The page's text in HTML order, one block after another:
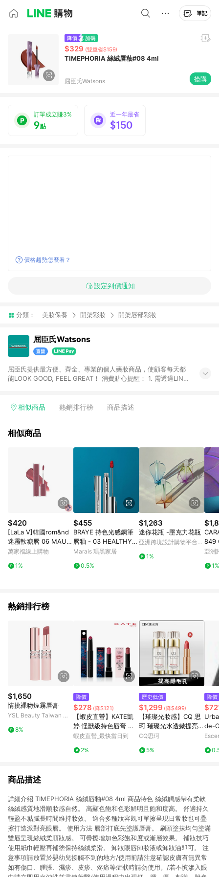
筆記
$329 (雙重省$159)
TIMEPHORIA 絲絨唇釉#08 4ml
屈臣氏Watsons 搶購
訂單成立賺3%
9點
近一年最省
$150
價格趨勢怎麼看？
設定到價通知
分類： 美妝保養 開架彩妝 開架唇部彩妝
屈臣氏Watsons
屈臣氏提供最方便、齊全、專業的個人藥妝商品，使顧客每天都
能LOOK GOOD, FEEL GREAT！ 消費貼心提醒： 1. 需透過LINE
下單，每筆交易前請確認有經過LINE購物跳轉頁才符合返點資
數將於廠商出貨後30天前後發送。5.屈臣氏保留365天訂單記
新屈臣氏APP至版本26010.4.0。
相似商品 熱銷排行榜 商品描述
相似商品
$420
[LaLa V]韓國rom&nd
迷霧軟糖唇 06 MAUVI
SH 芋泥啵啵 5g
萬家福線上購物
1%
$455
BRAYE 持色光感鋼筆
唇釉 - 03 HEALTHY原
生嫩粉
Marais 瑪黑家居
0.5%
$1,263
迷你花瓶 -壓克力花瓶
亞洲跨境設計購物平台
1%
849
亞洲
1%
熱銷排行榜
$1,650
情挑裸吻煙霧唇膏
YSL Beauty Taiwan 官
8%
降價
$278 (降$121)
【蝦皮直營】KATE凱
婷 怪獸級持色唇膏 怪
獸唇膏 經典/限量/Clea
色 (官方直營)
蝦皮直營_最快當日到
2%
歷史低價
$1,299 (降$499)
【璀璨光妝感】CQ 思
珂 璀璨光水透嫩提亮U
V素顏霜*2+送 星魅晶
機)
CQ思珂
5%
降價
de-
714
商品描述
詳細介紹 TIMEPHORIA 絲絨唇釉#08 4ml 商品特色 絲絨觸感帶有柔軟
絲絨感質地滑順妝感自然。 高顯色飽和色彩鮮明且飽和度高。 舒適持久
輕盈不黏膩長時間維持妝效。 適合多種妝容既可單擦呈現日常妝也可疊
擦打造派對亮眼唇。 使用方法 唇部打底先塗護唇膏。 刷頭塗抹均勻塗滿
雙唇呈現絲絨柔順妝感。 可疊擦增加色彩飽和度或漸層效果。 補妝技巧
使用紙巾輕壓再補塗保持絲絨柔滑。 卸妝眼唇卸妝液或卸妝油即可。 注
意事項請放置於嬰幼兒接觸不到的地方/使用前請注意確認皮膚有無異常
如有傷口、腫脹、濕疹、皮疹、疼痛等症狀時請勿使用。/若不慎滲入眼